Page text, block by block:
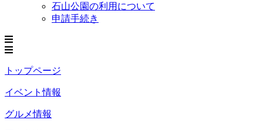
石山公園の利用について
申請手続き
トップページ
イベント情報
グルメ情報